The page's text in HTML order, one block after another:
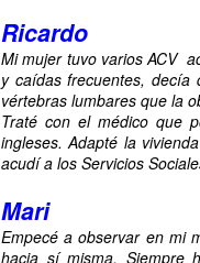
Ricardo
Mi mujer tuvo varios ACV
y caídas frecuentes, decía
vértebras lumbares que la
Traté con el médico que
ingleses. Adapté la
acudí a los Servicios
Mari
Empecé a observar en mi
hacia sí misma. Siempre
JUL
24
Este mes
y hoy su